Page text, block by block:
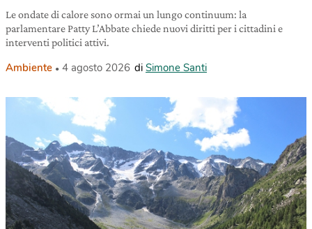
Le ondate di calore sono ormai un lungo continuum: la
parlamentare Patty L’Abbate chiede nuovi diritti per i cittadini e
interventi politici attivi.
Ambiente 4 agosto 2026 di Simone Santi